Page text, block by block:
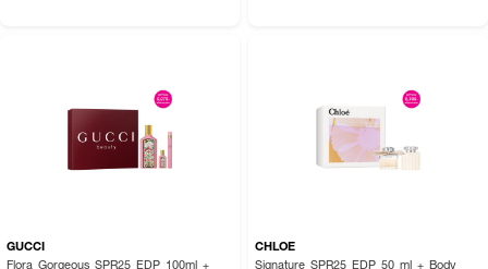
GUCCI
Flora Gorgeous SPR25 EDP 100ml +
CHLOE
Signature SPR25 EDP 50 ml + Body